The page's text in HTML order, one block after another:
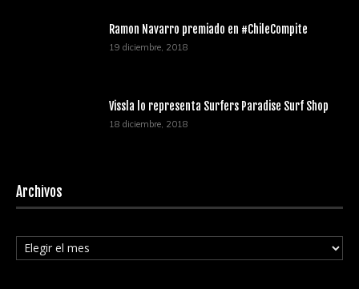
Ramon Navarro premiado en #ChileCompite
19 diciembre, 2018
Vissla lo representa Surfers Paradise Surf Shop
18 diciembre, 2018
Archivos
Archivos